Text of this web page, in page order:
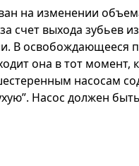
на изменении
счет выхода зубьев
В освобождающееся
она в тот момент,
насосам
Насос должен